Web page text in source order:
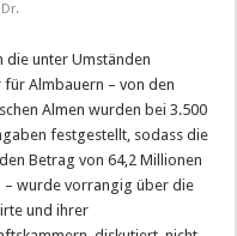
die unter Umständen
Almbauern – von den
Almen wurden bei 3.500
festgestellt, sodass die
Betrag von 64,2 Millionen
– wurde vorrangig über die
und ihrer